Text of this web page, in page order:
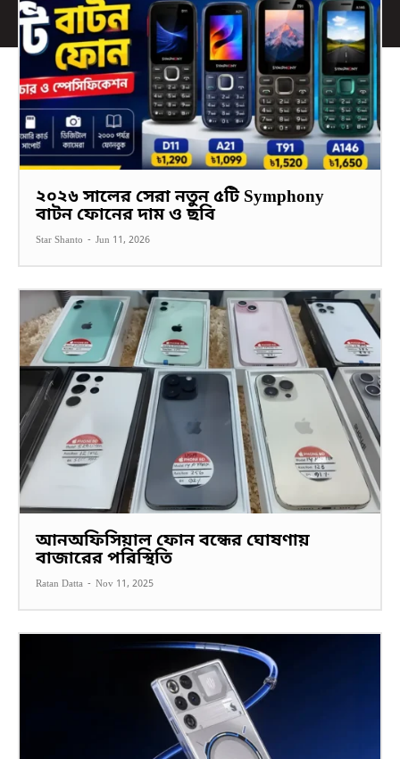
২০২৬ সালের সেরা নতুন ৫টি Symphony
বাটন ফোনের দাম ও ছবি
Star Shanto - Jun 11, 2026
আনঅফিসিয়াল ফোন বন্ধের ঘোষণায়
বাজারের পরিস্থিতি
Ratan Datta - Nov 11, 2025